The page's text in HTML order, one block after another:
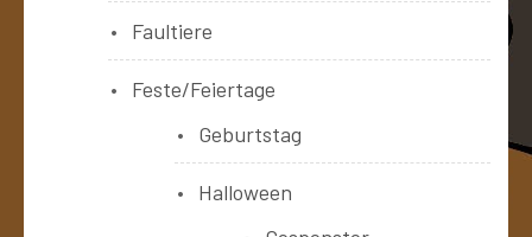
Faultiere
Feste/Feiertage
Geburtstag
Halloween